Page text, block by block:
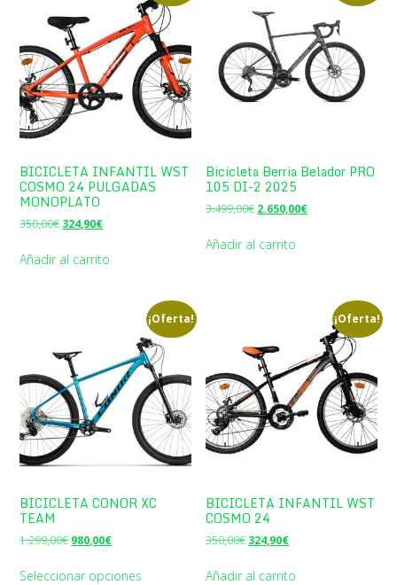
BICICLETA INFANTIL WST
COSMO 24 PULGADAS
MONOPLATO
350,00€ El
original
324,90€El
actual
Añadir al carrito
Bicicleta Berria Belador PRO
105 DI-2 2025
3.499,00€ El
original
2.650,00€El
Añadir al carrito
¡Oferta!
BICICLETA CONOR XC
TEAM
1.299,00€ El
original
980,00€El
actual
Seleccionar opciones
¡Oferta!
BICICLETA INFANTIL WST
COSMO 24
350,00€ El
original
324,90€El
actual
Añadir al carrito